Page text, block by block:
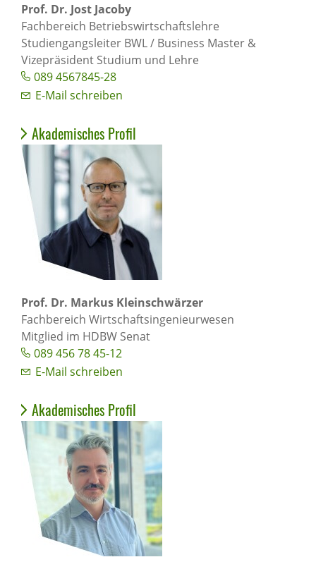
Prof. Dr. Jost Jacoby
Fachbereich Betriebswirtschaftslehre
Studiengangsleiter BWL / Business Master &
Vizepräsident Studium und Lehre
089 4567845-28
E-Mail schreiben
Akademisches Profil
Prof. Dr. Markus Kleinschwärzer
Fachbereich Wirtschaftsingenieurwesen
Mitglied im HDBW Senat
089 456 78 45-12
E-Mail schreiben
Akademisches Profil